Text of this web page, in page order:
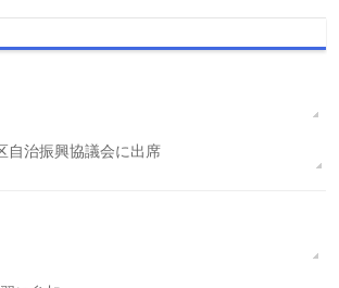
自治振興協議会に出席